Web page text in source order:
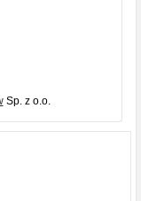
Sp. z o.o.